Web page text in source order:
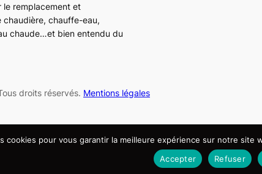
le remplacement et
chaudière, chauffe-eau,
chaude…et bien entendu du
droits réservés. Mentions légales
cookies pour vous garantir la meilleure expérience sur notre
Accepter
Refuser